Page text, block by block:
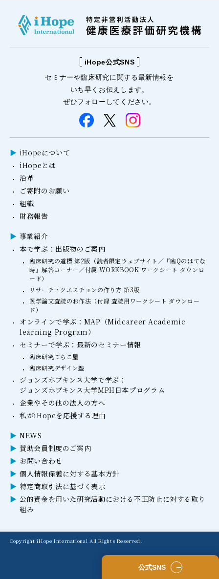
iHope公式SNS
セミナーや臨床研究に関する最新情報を
いち早くお伝えします。
ぜひフォローしてください。
iHopeについて
iHopeとは
沿革
ご寄附のお願い
組織
財務報告
事業紹介
本で学ぶ：出版物のご案内
臨床研究の道標 第2版（読者限定ウェブサイト／『臨Qのはてな
時』解答コーナー／付属 WORKBOOK ワークシート ダウンロ
ード）
リサーチ・クエスチョンの作り方 第3版
医学論文査読のお作法（付録 査読用ワークシート ダウンロー
ド）
オンラインで学ぶ：MAP（Midcareer Academic
learning Program）
セミナーで学ぶ：最新のセミナー情報
臨床研究てらこ屋
臨床研究デザイン塾
ジョンズホプキンス大学で学ぶ：
ジョンズホプキンス大学MPH日本プログラム
企業やその他の法人の方へ
私がiHopeを応援する理由
NEWS
賛助会員制度のご案内
お問い合わせ
個人情報保護に対する基本方針
特定商取引法に基づく表示
公的資金を用いた研究活動における不正防止に対する取り
組み
Copyright iHope International All Rights Reserved.
公式SNS